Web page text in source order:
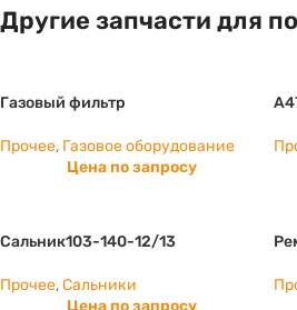
Другие запчасти для
Газовый фильтр
Прочее, Газовое оборудование
Цена по запросу
Сальник103-140-12/13
Прочее,Сальники
Цена по запросу